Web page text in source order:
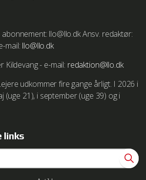
llo@llo.dk Ansv. redaktør:
mail: llo@llo.dk
Kildevang - e-mail: redaktion@llo.dk
udkommer fire gange årligt. I 2026 i
(uge 21), i september (uge 39) og i
links